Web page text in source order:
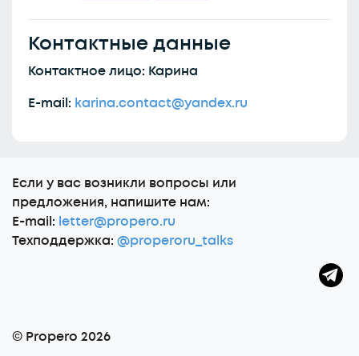
Контактные данные
Контактное лицо: Карина
E-mail: karina.contact@yandex.ru
Еcли у вас возникли вопросы или
предложения, напишите нам:
E-mail: letter@propero.ru
Техподдержка: @properoru_talks
© Propero 2026